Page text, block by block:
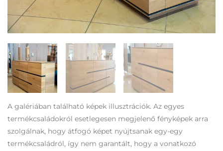
A galériában található képek illusztrációk. Az egyes
termékcsaládokról esetlegesen megjelenő fényképek arra
szolgálnak, hogy átfogó képet nyújtsanak egy-egy
termékcsaládról, így nem garantált, hogy a vonatkozó